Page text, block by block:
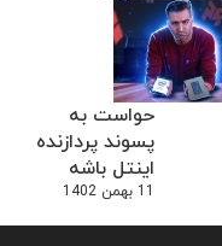
حواست به
پسوند پردازنده
اینتل باشه
11 بهمن 1402